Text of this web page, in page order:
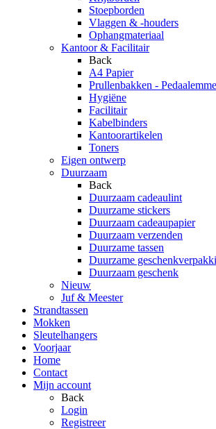
Stoepborden
Vlaggen & -houders
Ophangmateriaal
Kantoor & Facilitair
Back
A4 Papier
Prullenbakken -
Hygiëne
Facilitair
Kabelbinders
Kantoorartikelen
Toners
Eigen ontwerp
Duurzaam
Back
Duurzaam cadeaulint
Duurzame stickers
Duurzaam cadeaupapier
Duurzaam verzenden
Duurzame tassen
Duurzame
Duurzaam geschenk
Nieuw
Juf & Meester
Strandtassen
Mokken
Sleutelhangers
Voorjaar
Home
Contact
Mijn account
Back
Login
Registreer